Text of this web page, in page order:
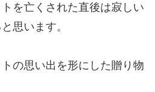
を亡くされた直後は寂しい
思います。
の思い出を形にした贈り物